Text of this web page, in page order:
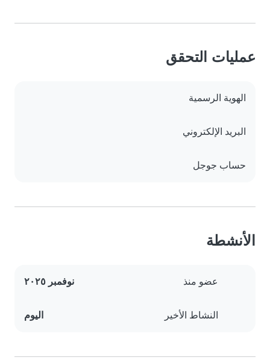
عمليات التحقق
الهوية الرسمية
البريد الإلكتروني
حساب جوجل
الأنشطة
عضو منذ نوفمبر ٢٠٢٥
النشاط الأخير اليوم